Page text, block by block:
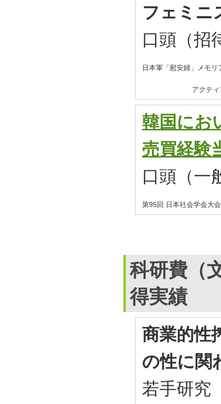
フェミニ
口頭（招
日本軍「慰安婦」メモ
アクテ
韓国に
売買経験
口頭（
第95回 日本社会学会大
科研費（
得実績
商業的性
の性に関
若手研究